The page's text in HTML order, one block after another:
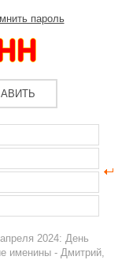
пароль
2024: День
именины - Дмитрий,